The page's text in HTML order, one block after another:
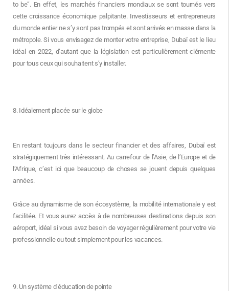
to be”. En effet, les marchés financiers mondiaux se sont tournés vers
cette croissance économique palpitante. Investisseurs et entrepreneurs
du monde entier ne s’y sont pas trompés et sont arrivés en masse dans la
métropole. Si vous envisagez de monter votre entreprise, Dubaï est le lieu
idéal en 2022, d’autant que la législation est particulièrement clémente
pour tous ceux qui souhaitent s’y installer.
8. Idéalement placée sur le globe
En restant toujours dans le secteur financier et des affaires, Dubaï est
stratégiquement très intéressant. Au carrefour de l’Asie, de l’Europe et de
l’Afrique, c’est ici que beaucoup de choses se jouent depuis quelques
années.
Grâce au dynamisme de son écosystème, la mobilité internationale y est
facilitée. Et vous aurez accès à de nombreuses destinations depuis son
aéroport, idéal si vous avez besoin de voyager régulièrement pour votre vie
professionnelle ou tout simplement pour les vacances.
9. Un système d’éducation de pointe